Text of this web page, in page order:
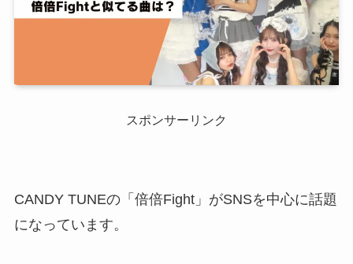
スポンサーリンク
CANDY TUNEの「倍倍Fight」がSNSを中心に話題
になっています。